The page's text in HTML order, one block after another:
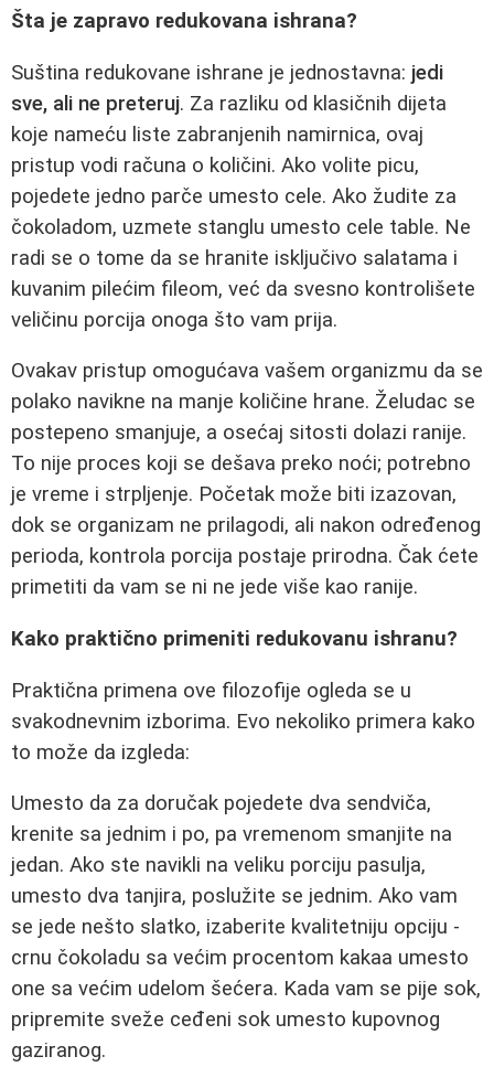
Šta je zapravo redukovana ishrana?
Suština redukovane ishrane je jednostavna: jedi
sve, ali ne preteruj. Za razliku od klasičnih dijeta
koje nameću liste zabranjenih namirnica, ovaj
pristup vodi računa o količini. Ako volite picu,
pojedete jedno parče umesto cele. Ako žudite za
čokoladom, uzmete stanglu umesto cele table. Ne
radi se o tome da se hranite isključivo salatama i
kuvanim pilećim fileom, već da svesno kontrolišete
veličinu porcija onoga što vam prija.
Ovakav pristup omogućava vašem organizmu da se
polako navikne na manje količine hrane. Želudac se
postepeno smanjuje, a osećaj sitosti dolazi ranije.
To nije proces koji se dešava preko noći; potrebno
je vreme i strpljenje. Početak može biti izazovan,
dok se organizam ne prilagodi, ali nakon određenog
perioda, kontrola porcija postaje prirodna. Čak ćete
primetiti da vam se ni ne jede više kao ranije.
Kako praktično primeniti redukovanu ishranu?
Praktična primena ove filozofije ogleda se u
svakodnevnim izborima. Evo nekoliko primera kako
to može da izgleda:
Umesto da za doručak pojedete dva sendviča,
krenite sa jednim i po, pa vremenom smanjite na
jedan. Ako ste navikli na veliku porciju pasulja,
umesto dva tanjira, poslužite se jednim. Ako vam
se jede nešto slatko, izaberite kvalitetniju opciju -
crnu čokoladu sa većim procentom kakaa umesto
one sa većim udelom šećera. Kada vam se pije sok,
pripremite sveže ceđeni sok umesto kupovnog
gaziranog.